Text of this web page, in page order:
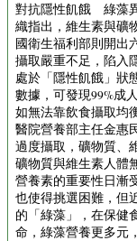
對抗隱性飢餓 綠藻
織指出，維生素與礦
國衛生福利部則開出
攝取嚴重不足，陷入
處於「隱性飢餓」狀
數據，可發現99%成
如無法靠飲食攝取均
醫院營養部主任金惠
過度攝取，礦物質、
礦物質與維生素人體
營養素的重要性日漸
也使得挑選困難，但
的「綠藻」，在保健
命，綠藻營養更多元